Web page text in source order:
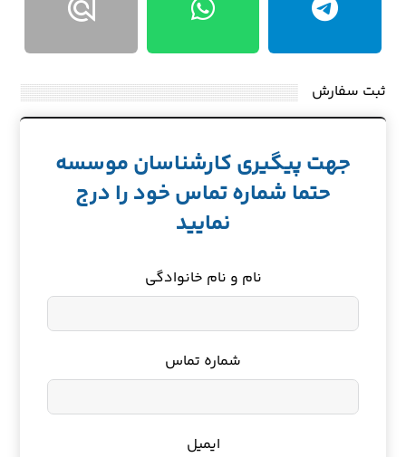
ثبت سفارش
جهت پیگیری کارشناسان موسسه
حتما شماره تماس خود را درج
نمایید
نام و نام خانوادگی
شماره تماس
ایمیل